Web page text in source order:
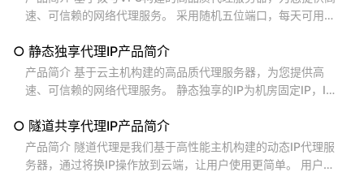
载； 专票提供纸质发票，我们会在5个工作日内开具发票并寄
速、可信赖的网络代理服务。 采用随机五位端口，每天可用的I
P有多个用户同时使用它，IP存活期普遍不长，动态共享套餐目
前分别有1-5分钟、5-15分钟、15-30分钟三种存活周期类
型，最长周期为30分钟，IP不支持用户自主释放，由系 统控制
○ 静态独享代理IP产品简介
产品简介 基于云主机构建的高品质代理服务器，为您提供高
速、可信赖的网络代理服务。 静态独享的IP为机房固定IP，IP
态IP地址。 使用静态独享代理IP可极大降低您的硬件采购和软
件搭建成本，大幅简化IT运维工作。 静态独享代理使用非常方
便，只需几分钟，您就可以通过 API接口 获取代理IP并参照 代
○ 隧道共享代理IP产品简介
产品简介 隧道代理是我们基于高性能主机构建的动态IP代理服
务器，通过将换IP操作放到云端，让用户使用更简单。 用户无